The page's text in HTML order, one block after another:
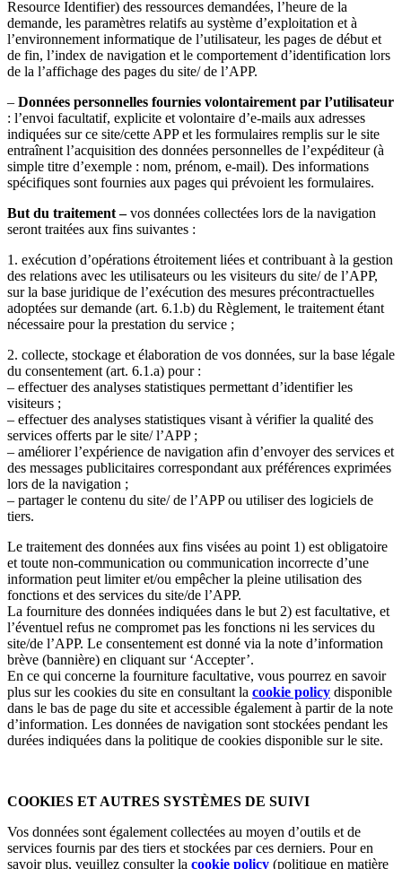
Resource Identifier) des ressources demandées, l’heure de la
demande, les paramètres relatifs au système d’exploitation et à
l’environnement informatique de l’utilisateur, les pages de début et
de fin, l’index de navigation et le comportement d’identification lors
de la l’affichage des pages du site/ de l’APP.
– Données personnelles fournies volontairement par l’utilisateur
: l’envoi facultatif, explicite et volontaire d’e-mails aux adresses
indiquées sur ce site/cette APP et les formulaires remplis sur le site
entraînent l’acquisition des données personnelles de l’expéditeur (à
simple titre d’exemple : nom, prénom, e-mail). Des informations
spécifiques sont fournies aux pages qui prévoient les formulaires.
But du traitement –vos données collectées lors de la navigation
seront traitées aux fins suivantes :
1. exécution d’opérations étroitement liées et contribuant à la gestion
des relations avec les utilisateurs ou les visiteurs du site/ de l’APP,
sur la base juridique de l’exécution des mesures précontractuelles
adoptées sur demande (art. 6.1.b) du Règlement, le traitement étant
nécessaire pour la prestation du service ;
2. collecte, stockage et élaboration de vos données, sur la base légale
du consentement (art. 6.1.a) pour :
– effectuer des analyses statistiques permettant d’identifier les
visiteurs ;
– effectuer des analyses statistiques visant à vérifier la qualité des
services offerts par le site/ l’APP ;
– améliorer l’expérience de navigation afin d’envoyer des services et
des messages publicitaires correspondant aux préférences exprimées
lors de la navigation ;
– partager le contenu du site/ de l’APP ou utiliser des logiciels de
tiers.
Le traitement des données aux fins visées au point 1) est obligatoire
et toute non-communication ou communication incorrecte d’une
information peut limiter et/ou empêcher la pleine utilisation des
fonctions et des services du site/de l’APP.
La fourniture des données indiquées dans le but 2) est facultative, et
l’éventuel refus ne compromet pas les fonctions ni les services du
site/de l’APP. Le consentement est donné via la note d’information
brève (bannière) en cliquant sur ‘Accepter’.
En ce qui concerne la fourniture facultative, vous pourrez en savoir
plus sur les cookies du site en consultant la cookie policy disponible
dans le bas de page du site et accessible également à partir de la note
d’information. Les données de navigation sont stockées pendant les
durées indiquées dans la politique de cookies disponible sur le site.
COOKIES ET AUTRES SYSTÈMES DE SUIVI
Vos données sont également collectées au moyen d’outils et de
services fournis par des tiers et stockées par ces derniers. Pour en
savoir plus, veuillez consulter la cookie policy (politique en matière